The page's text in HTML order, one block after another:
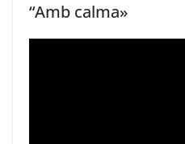
“Amb calma»